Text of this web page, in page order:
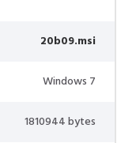
20b09.msi
Windows 7
1810944 bytes